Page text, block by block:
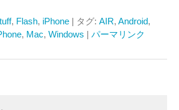
, Flash, iPhone | タグ: AIR, Android,
, Mac, Windows | パーマリンク